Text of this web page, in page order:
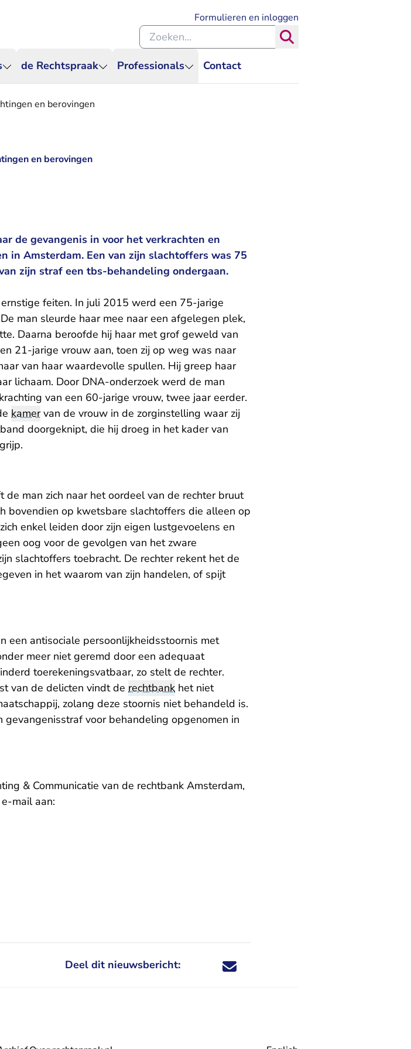
de Rechtspraak Professionals Contact
Formulieren en inloggen
Zoeken binnen de Rechtspraak
en berovingen
en berovingen
de gevangenis in voor het verkrachten en
in Amsterdam. Een van zijn slachtoffers was 75
zijn straf een tbs-behandeling ondergaan.
feiten. In juli 2015 werd een 75-jarige
man sleurde haar mee naar een afgelegen plek,
Daarna beroofde hij haar met grof geweld van
21-jarige vrouw aan, toen zij op weg was naar
van haar waardevolle spullen. Hij greep haar
lichaam. Door DNA-onderzoek werd de man
van een 60-jarige vrouw, twee jaar eerder.
kamervan de vrouw in de zorginstelling waar zij
doorgeknipt, die hij droeg in het kader van
man zich naar het oordeel van de rechter bruut
bovendien op kwetsbare slachtoffers die alleen op
enkel leiden door zijn eigen lustgevoelens en
oog voor de gevolgen van het zware
slachtoffers toebracht. De rechter rekent het de
in het waarom van zijn handelen, of spijt
een antisociale persoonlijkheidsstoornis met
meer niet geremd door een adequaat
toerekeningsvatbaar, zo stelt de rechter.
van de delicten vindt de rechtbank het niet
zolang deze stoornis niet behandeld is.
voor behandeling opgenomen in
& Communicatie van de rechtbank Amsterdam,
mail aan:
Deel dit nieuwsbericht: Deel dit nieuwsbericht via X - U verlaat
Deel dit nieuwsbericht via Facebook - U
Deel dit nieuwsbericht via e-mail
Deel dit nieuwsbericht via LinkedIn - U